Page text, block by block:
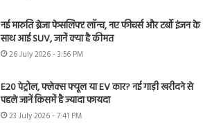
नई मारुति ब्रेजा फेसलिफ्ट लॉन्च, नए फीचर्स और टर्बो इंजन के
साथ आई SUV, जानें क्या है कीमत
26 July 2026 - 3:56 PM
E20 पेट्रोल, फ्लेक्स फ्यूल या EV कार? नई गाड़ी खरीदने से
पहले जानें किसमें है ज्यादा फायदा
23 July 2026 - 7:41 PM